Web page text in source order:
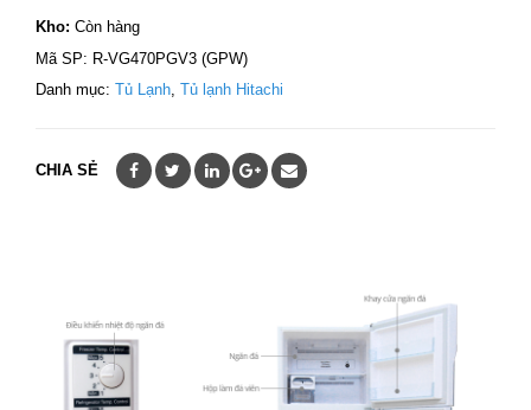
Kho: Còn hàng
Mã SP: R-VG470PGV3 (GPW)
Danh mục: Tủ Lạnh, Tủ lạnh Hitachi
CHIA SẺ